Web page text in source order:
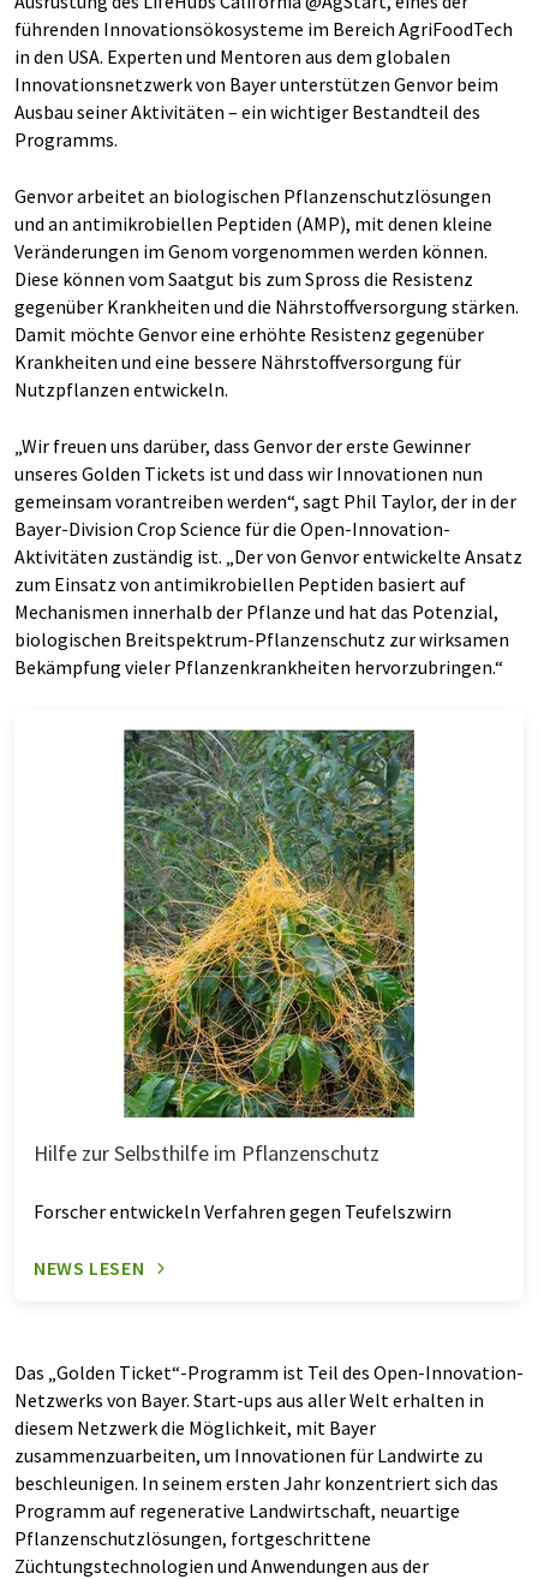
führenden Innovationsökosysteme im Bereich AgriFoodTech
in den USA. Experten und Mentoren aus dem globalen
Innovationsnetzwerk von Bayer unterstützen Genvor beim
Ausbau seiner Aktivitäten – ein wichtiger Bestandteil des
Programms.
Genvor arbeitet an biologischen Pflanzenschutzlösungen
und an antimikrobiellen Peptiden (AMP), mit denen kleine
Veränderungen im Genom vorgenommen werden können.
Diese können vom Saatgut bis zum Spross die Resistenz
gegenüber Krankheiten und die Nährstoffversorgung stärken.
Damit möchte Genvor eine erhöhte Resistenz gegenüber
Krankheiten und eine bessere Nährstoffversorgung für
Nutzpflanzen entwickeln.
„Wir freuen uns darüber, dass Genvor der erste Gewinner
unseres Golden Tickets ist und dass wir Innovationen nun
gemeinsam vorantreiben werden“, sagt Phil Taylor, der in der
Bayer-Division Crop Science für die Open-Innovation-
Aktivitäten zuständig ist. „Der von Genvor entwickelte Ansatz
zum Einsatz von antimikrobiellen Peptiden basiert auf
Mechanismen innerhalb der Pflanze und hat das Potenzial,
biologischen Breitspektrum-Pflanzenschutz zur wirksamen
Bekämpfung vieler Pflanzenkrankheiten hervorzubringen.“
Hilfe zur Selbsthilfe im Pflanzenschutz
Forscher entwickeln Verfahren gegen Teufelszwirn
NEWS LESEN
Das „Golden Ticket“-Programm ist Teil des Open-Innovation-
Netzwerks von Bayer. Start-ups aus aller Welt erhalten in
diesem Netzwerk die Möglichkeit, mit Bayer
zusammenzuarbeiten, um Innovationen für Landwirte zu
beschleunigen. In seinem ersten Jahr konzentriert sich das
Programm auf regenerative Landwirtschaft, neuartige
Pflanzenschutzlösungen, fortgeschrittene
Züchtungstechnologien und Anwendungen aus der